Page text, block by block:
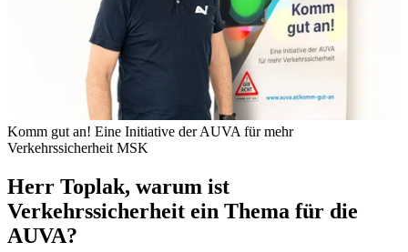
Komm gut an! Eine Initiative der AUVA für mehr
Verkehrssicherheit MSK
Herr Toplak, warum ist
Verkehrssicherheit ein Thema für die
AUVA?